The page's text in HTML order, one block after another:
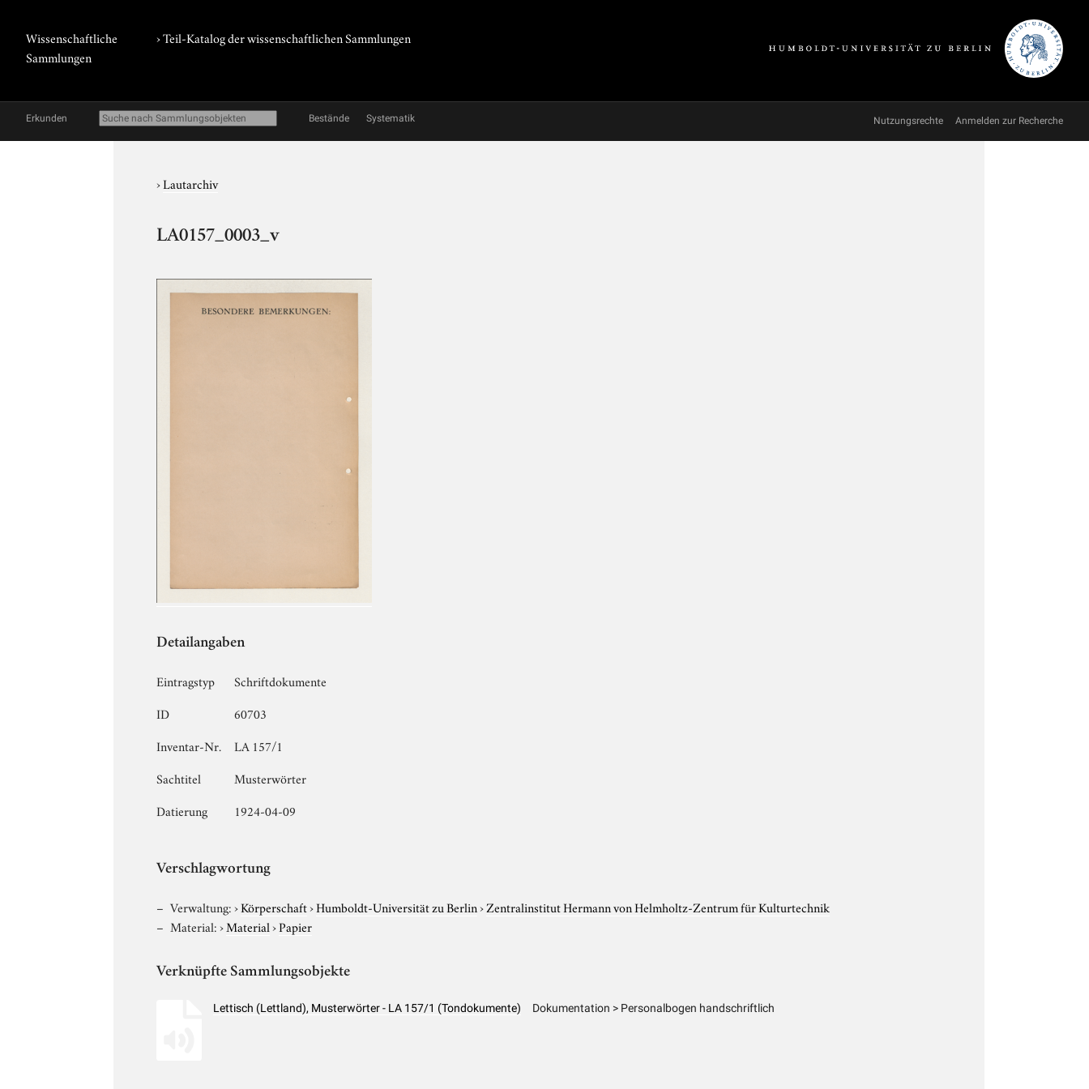
Wissenschaftliche
Sammlungen
› Teil-Katalog der wissenschaftlichen Sammlungen
Erkunden Bestände Systematik Nutzungsrechte Anmelden zur Recherche
›Lautarchiv
LA0157_0003_v
Detailangaben
Eintragstyp
Schriftdokumente
ID
60703
Inventar-Nr.
LA 157/1
Sachtitel
Musterwörter
Datierung
1924-04-09
Verschlagwortung
Verwaltung:›Körperschaft›Humboldt-Universität zu Berlin›Zentralinstitut Hermann von Helmholtz-Zentrum für Kulturtechnik
Material:›Material›Papier
Verknüpfte Sammlungsobjekte
Lettisch (Lettland), Musterwörter - LA 157/1 (Tondokumente) Dokumentation > Personalbogen handschriftlich